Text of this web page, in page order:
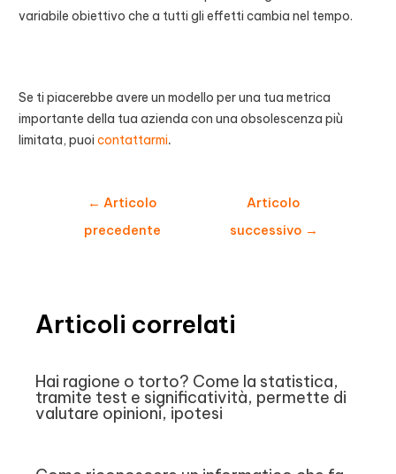
variabile obiettivo che a tutti gli effetti cambia nel tempo.
Se ti piacerebbe avere un modello per una tua metrica
importante della tua azienda con una obsolescenza più
limitata, puoicontattarmi.
Navigazione
← Articolo
precedente
Articolo
successivo →
Articoli correlati
Hai ragione o torto? Come la statistica,
tramite test e significatività, permette di
valutare opinioni, ipotesi